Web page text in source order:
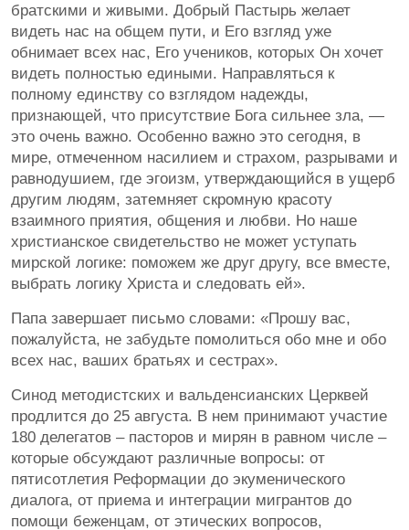
братскими и живыми. Добрый Пастырь желает
видеть нас на общем пути, и Его взгляд уже
обнимает всех нас, Его учеников, которых Он хочет
видеть полностью едиными. Направляться к
полному единству со взглядом надежды,
признающей, что присутствие Бога сильнее зла, —
это очень важно. Особенно важно это сегодня, в
мире, отмеченном насилием и страхом, разрывами и
равнодушием, где эгоизм, утверждающийся в ущерб
другим людям, затемняет скромную красоту
взаимного приятия, общения и любви. Но наше
христианское свидетельство не может уступать
мирской логике: поможем же друг другу, все вместе,
выбрать логику Христа и следовать ей».
Папа завершает письмо словами: «Прошу вас,
пожалуйста, не забудьте помолиться обо мне и обо
всех нас, ваших братьях и сестрах».
Синод методистских и вальденсианских Церквей
продлится до 25 августа. В нем принимают участие
180 делегатов – пасторов и мирян в равном числе –
которые обсуждают различные вопросы: от
пятисотлетия Реформации до экуменического
диалога, от приема и интеграции мигрантов до
помощи беженцам, от этических вопросов,